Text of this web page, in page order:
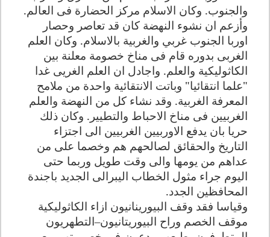
والجنوب. وكان الاسلام مركز الحضارة فى العالم.
وأزعم ان نشوء النهضة كان قد تعاصر وحصار
اوربا الجنوب غربي والغربية بالاسلام. وكان العلم
الغربى بدوره قام فى مناخ خصومة معلنة بين
الكاثوليكية والعلم. واجادل ان العلم الغريى غدا
"علما انتقائيا" وباتت الانتقائية واحدة من ملامح
المعرفة الغربية. وقد نشاء كل من النهضة والعلم
الغربيين فى مناخ الاحباط والتطيير. وكان ذلك
حريا بان يدفع الاوربيين الغربيين الى اجتزاء
التاريخ والحقائق لصالحهم هم وخصما على من
عداهم من يومها والى وقت طويل وربما حتى
اليوم جراء مثول الخطاب اليبرالى الجديد باجندة
المحافظين الجدد.
وقياسا فقد وقف البيورينانيون ازاء الكاثوليكية
موقف الخصم وراح البيوريتانيون–التطهريون